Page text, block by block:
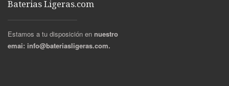
Baterias Ligeras.com
Estamos a tu disposición en nuestro
emai: info@bateriasligeras.com.